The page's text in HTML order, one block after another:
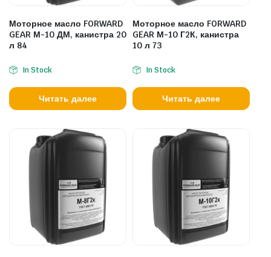
Моторное масло FORWARD
GEAR М-10 ДМ, канистра 20
л 84
In Stock
Читать далее
Моторное масло FORWARD
GEAR М-10 Г2К, канистра
10 л 73
In Stock
Читать далее